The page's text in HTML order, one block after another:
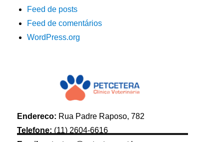
Feed de posts
Feed de comentários
WordPress.org
Endereco: Rua Padre Raposo, 782
Telefone: (11) 2604-6616